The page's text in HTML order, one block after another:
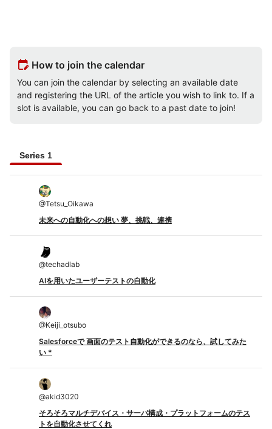
edit_calendar How to join the calendar
You can join the calendar by selecting an available date
and registering the URL of the article you wish to link to. If a
slot is available, you can go back to a past date to join!
Series 1
@Tetsu_Oikawa
未来への自動化への想い 夢、挑戦、連携
@techadlab
AIを用いたユーザーテストの自動化
@Keiji_otsubo
Salesforceで 画面のテスト自動化ができるのなら、試してみた
い *
@akid3020
そろそろマルチデバイス・サーバ構成・プラットフォームのテス
トを自動化させてくれ